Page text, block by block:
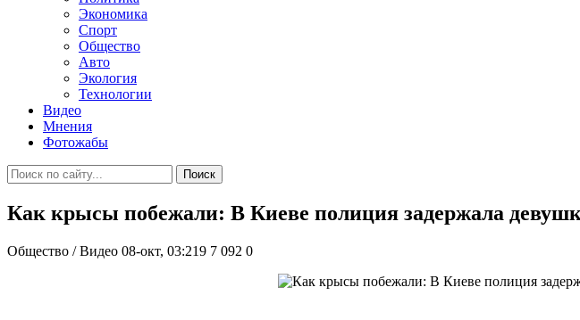
Экономика
Спорт
Общество
Авто
Экология
Технологии
Видео
Мнения
Фотожабы
Поиск
Как крысы побежали: В Киеве полиция задержала
Общество / Видео 08-окт, 03:219 7 092 0